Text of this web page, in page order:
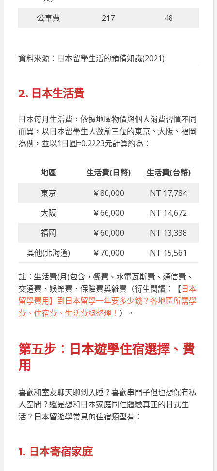
公車費
217 48
資料來源：日本留學生活的預備知識(2021)
2. 日本生活費
日本每月生活費，依據地區物價與個人消費習慣不同
而異，以日本留學生人數前三位的東京、大阪、福岡
為例，並以1日圓=0.2223元計算約為：
地區 生活費(日幣) 生活費(台幣)
東京
￥80,000
NT 17,784
大阪
￥66,000
NT 14,672
福岡
￥60,000
NT 13,338
其他(北海道)
￥70,000 NT 15,561
註：生活費(月)包含，餐費、水電瓦斯費、通信費、
交通費、娛樂費、保險費與雜費（衍生閱讀：【日本
留學費用】到日本留學一年要多少錢？各地區所需學
費、住宿費、生活費總整理！ ）。
第五步：日本遊學住宿選擇、費
用
喜歡和室友聊天聊到入睡？喜歡串門子但也想保有私
人空間？還是想和日本家庭同住體驗真正的日式生
活？日本留遊學常見的住宿類型有：
1. 日本寄宿家庭